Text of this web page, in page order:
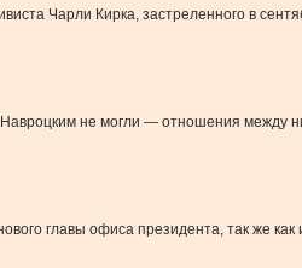
Чарли Кирка, застреленного в
не могли — отношения между
главы офиса президента, так же как